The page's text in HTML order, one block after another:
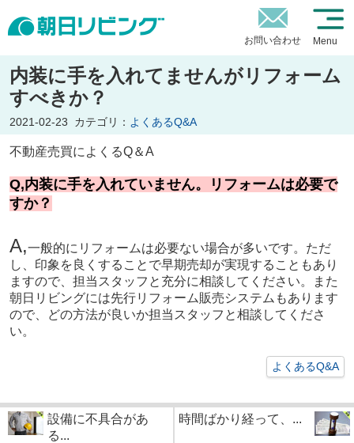
お問い合わせ Menu
内装に手を入れてませんがリフォーム
すべきか？
2021-02-23 カテゴリ： よくあるQ&A
不動産売買によくるQ＆A
Q,内装に手を入れていません。リフォームは必要で
すか？
A,一般的にリフォームは必要ない場合が多いです。ただ
し、印象を良くすることで早期売却が実現することもあり
ますので、担当スタッフと充分に相談してください。また
朝日リビングには先行リフォーム販売システムもあります
ので、どの方法が良いか担当スタッフと相談してくださ
い。
よくあるQ&A
設備に不具合があ
る...
時間ばかり経って、...